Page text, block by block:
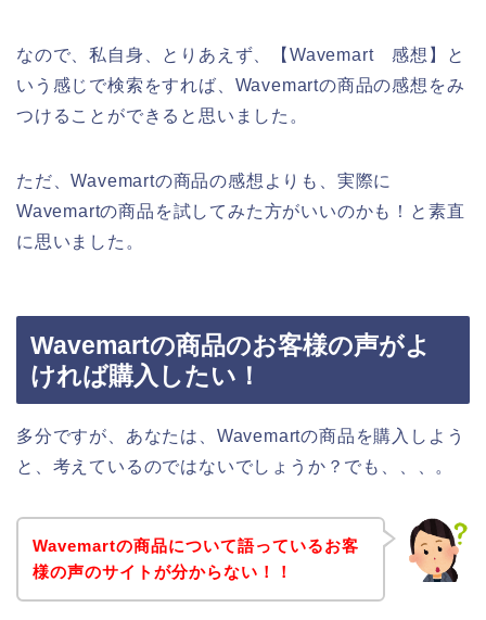
なので、私自身、とりあえず、【Wavemart 感想】と
いう感じで検索をすれば、Wavemartの商品の感想をみ
つけることができると思いました。
ただ、Wavemartの商品の感想よりも、実際に
Wavemartの商品を試してみた方がいいのかも！と素直
に思いました。
Wavemartの商品のお客様の声がよ
ければ購入したい！
多分ですが、あなたは、Wavemartの商品を購入しよう
と、考えているのではないでしょうか？でも、、、。
Wavemartの商品について語っているお客
様の声のサイトが分からない！！